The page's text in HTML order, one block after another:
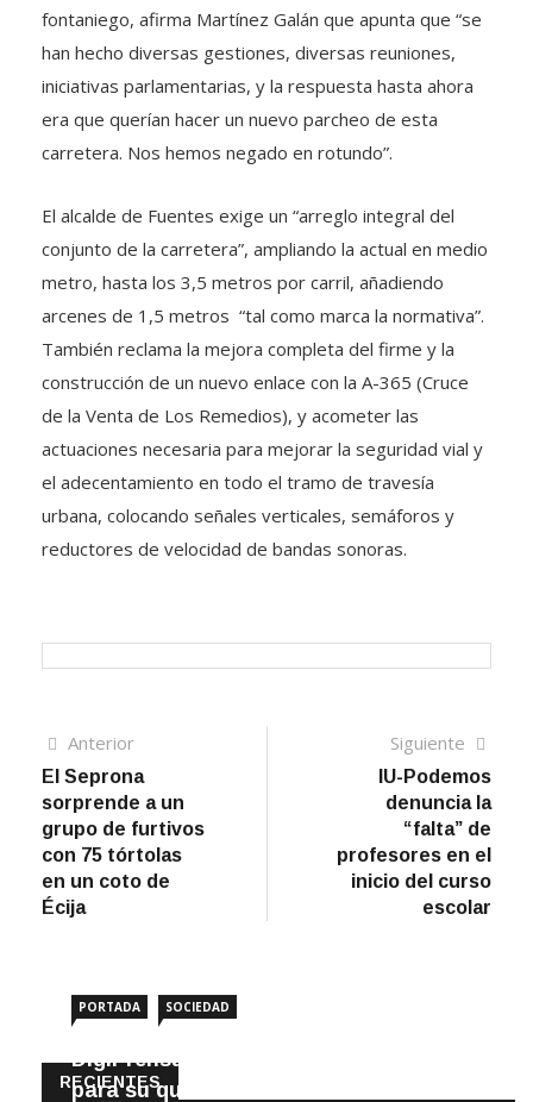
fontaniego, afirma Martínez Galán que apunta que “se
han hecho diversas gestiones, diversas reuniones,
iniciativas parlamentarias, y la respuesta hasta ahora
era que querían hacer un nuevo parcheo de esta
carretera. Nos hemos negado en rotundo”.
El alcalde de Fuentes exige un “arreglo integral del
conjunto de la carretera”, ampliando la actual en medio
metro, hasta los 3,5 metros por carril, añadiendo
arcenes de 1,5 metros “tal como marca la normativa”.
También reclama la mejora completa del firme y la
construcción de un nuevo enlace con la A-365 (Cruce
de la Venta de Los Remedios), y acometer las
actuaciones necesaria para mejorar la seguridad vial y
el adecentamiento en todo el tramo de travesía
urbana, colocando señales verticales, semáforos y
reductores de velocidad de bandas sonoras.
Navegación
de
entradas
AnteriorArtículo
anterior
El Seprona
sorprende a un
grupo de furtivos
con 75 tórtolas
en un coto de
Écija
Siguiente
IU-Podemos
denuncia la
“falta” de
profesores en el
inicio del curso
escolar
RECIENTES
PORTADA SOCIEDAD
DigiPrensa selecciona a Écija al Día
para su quiosco mundial